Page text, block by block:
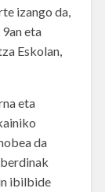
izango da,
eta
Eskolan,
eta
da
ibilbide